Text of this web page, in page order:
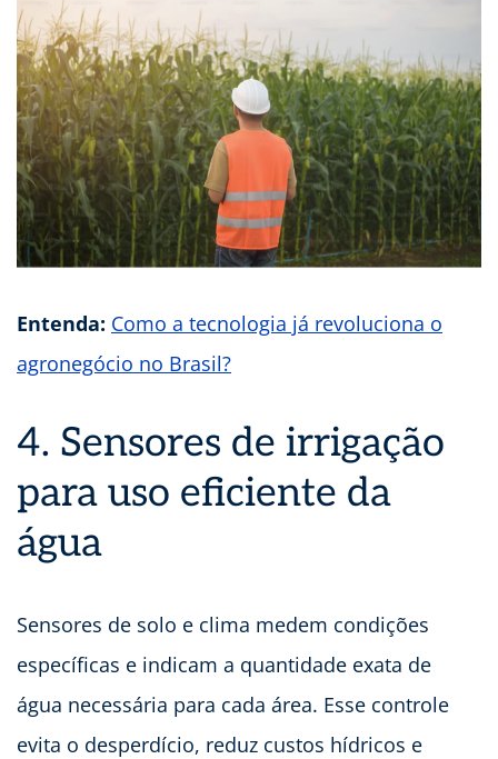
Entenda: Como a tecnologia já revoluciona o
agronegócio no Brasil?
4. Sensores de irrigação
para uso eficiente da
água
Sensores de solo e clima medem condições
específicas e indicam a quantidade exata de
água necessária para cada área. Esse controle
evita o desperdício, reduz custos hídricos e